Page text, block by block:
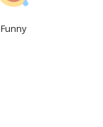
Funny